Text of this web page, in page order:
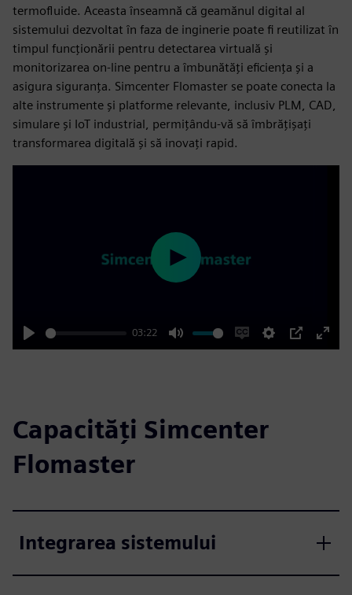
termofluide. Aceasta înseamnă că geamănul digital al
sistemului dezvoltat în faza de inginerie poate fi reutilizat în
timpul funcționării pentru detectarea virtuală și
monitorizarea on-line pentru a îmbunătăți eficiența și a
asigura siguranța. Simcenter Flomaster se poate conecta la
alte instrumente și platforme relevante, inclusiv PLM, CAD,
simulare și IoT industrial, permițându-vă să îmbrățișați
transformarea digitală și să inovați rapid.
Play
03:22
Mute
EnableSettings
PIP
Enter
Play
Capacități Simcenter
Flomaster
Integrarea sistemului